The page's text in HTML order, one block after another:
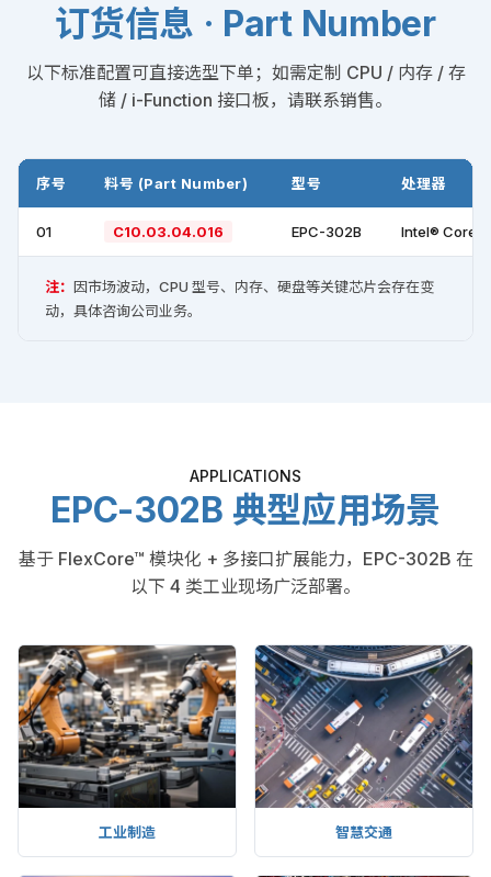
订货信息 · Part Number
以下标准配置可直接选型下单；如需定制 CPU / 内存 / 存
储 / i-Function 接口板，请联系销售。
序号 料号 (Part Number) 型号 处理器
01 C10.03.04.016 EPC-302B Intel® Core™
注： 因市场波动，CPU 型号、内存、硬盘等关键芯片会存在变
动，具体咨询公司业务。
APPLICATIONS
EPC-302B 典型应用场景
基于 FlexCore™ 模块化 + 多接口扩展能力，EPC-302B 在
以下 4 类工业现场广泛部署。
工业制造 智慧交通